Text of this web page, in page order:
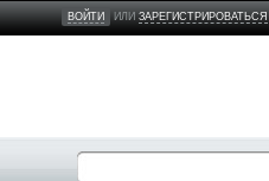
ВОЙТИ ИЛИЗАРЕГИСТРИРОВАТЬСЯ